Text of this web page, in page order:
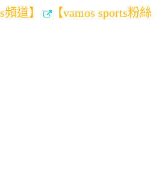
頻道】
【vamos sports粉絲